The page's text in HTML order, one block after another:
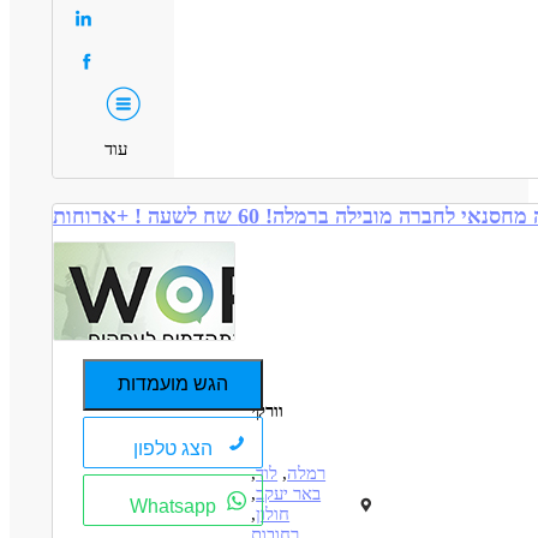
עוד
הגש מועמדות
הצג טלפון
Whatsapp
וורקי
רמלה, לוד,
באר יעקב,
חולון,
רחובות